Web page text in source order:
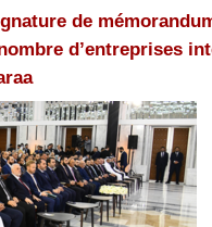
de
d’entreprises